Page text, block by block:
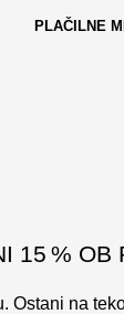
PLAČILNE
15 % OB
Ostani na